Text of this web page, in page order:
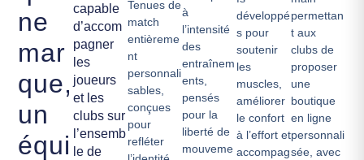
ne
mar
que,
un
équi
capable
d’accom
pagner
les
joueurs
et les
clubs sur
l’ensemb
le de
Tenues de
match
entièreme
nt
personnali
sables,
conçues
pour
refléter
à
l’intensité
des
entraînem
ents,
pensés
pour la
liberté de
mouveme
développé
s pour
soutenir
les
muscles,
améliorer
le confort
à l’effort et
accompag
permettan
t aux
clubs de
proposer
une
boutique
en ligne
personnali
sée, avec